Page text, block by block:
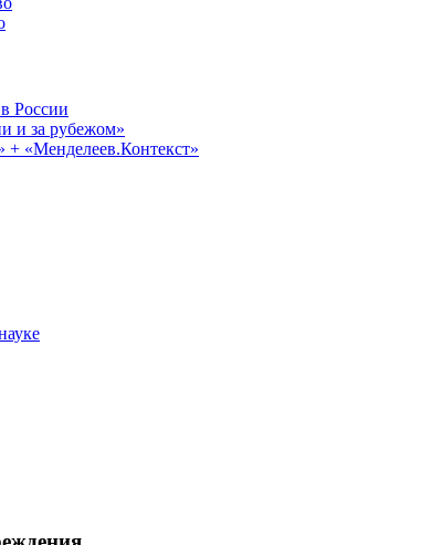
России
и за рубежом»
+ «Менделеев.Контекст»